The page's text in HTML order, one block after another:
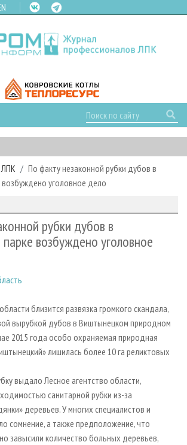
ДРЕВЕСНЫХ ПЛИТ
МЕБЕЛИ
МАТЕРИАЛЫ
ЛПК
РОССИИ
ДЕЛЕГАЦИИ
ИНВЕСТПРОЕКТЫ
REVIEW
По факту незаконной рубки дубов в
уголовное дело
рубки дубов в
возбуждено уголовное
близится развязка громкого скандала,
вырубкой дубов в Виштынецком природном
2015 года особо охраняемая природная
лишилась более 10 га реликтовых
выдало Лесное агентство области,
санитарной рубки из-за
деревьев. У многих специалистов и
сомнение, а также предположение, что
завысили количество больных деревьев,